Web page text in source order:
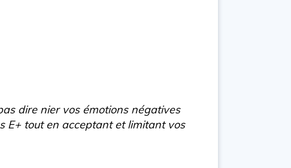
dire nier vos émotions négatives
E+ tout en acceptant et limitant vos